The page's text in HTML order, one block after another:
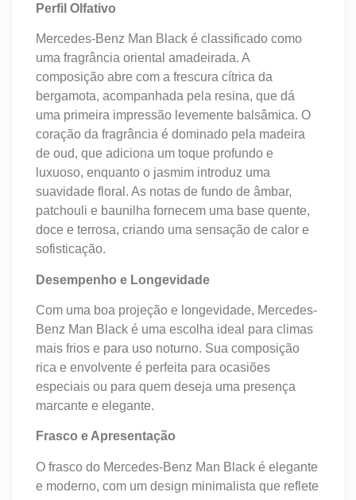
Perfil Olfativo
Mercedes-Benz Man Black é classificado como
uma fragrância oriental amadeirada. A
composição abre com a frescura cítrica da
bergamota, acompanhada pela resina, que dá
uma primeira impressão levemente balsâmica. O
coração da fragrância é dominado pela madeira
de oud, que adiciona um toque profundo e
luxuoso, enquanto o jasmim introduz uma
suavidade floral. As notas de fundo de âmbar,
patchouli e baunilha fornecem uma base quente,
doce e terrosa, criando uma sensação de calor e
sofisticação.
Desempenho e Longevidade
Com uma boa projeção e longevidade, Mercedes-
Benz Man Black é uma escolha ideal para climas
mais frios e para uso noturno. Sua composição
rica e envolvente é perfeita para ocasiões
especiais ou para quem deseja uma presença
marcante e elegante.
Frasco e Apresentação
O frasco do Mercedes-Benz Man Black é elegante
e moderno, com um design minimalista que reflete